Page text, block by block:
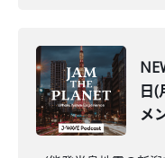
日(
メ